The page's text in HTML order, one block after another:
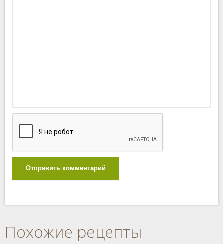
Отправить комментарий
Похожие рецепты